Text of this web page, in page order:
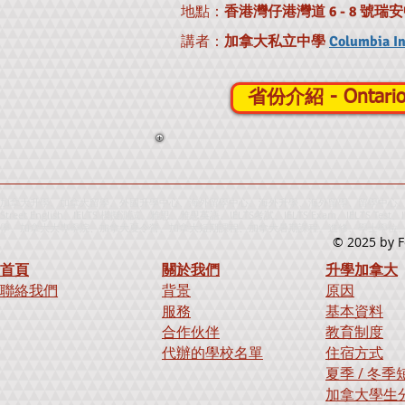
地點： 香港灣仔港灣道 6 - 8 號瑞
講者： 加拿大私立中學 Columbia
省份介紹 -
© 2025 by
首頁
聯絡我們
關於我們
背景
服務
合作伙伴
代辦的學校名單
升學加拿大
原因
基本資料
教育制度
住宿方式
夏季 / 冬季
加拿大學生